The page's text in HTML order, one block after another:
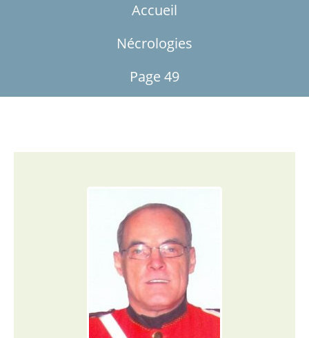
Accueil
Nécrologies
Page 49